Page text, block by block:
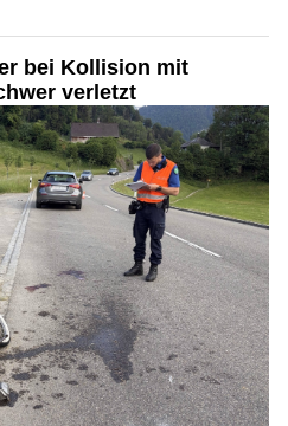
bei Kollision mit
verletzt